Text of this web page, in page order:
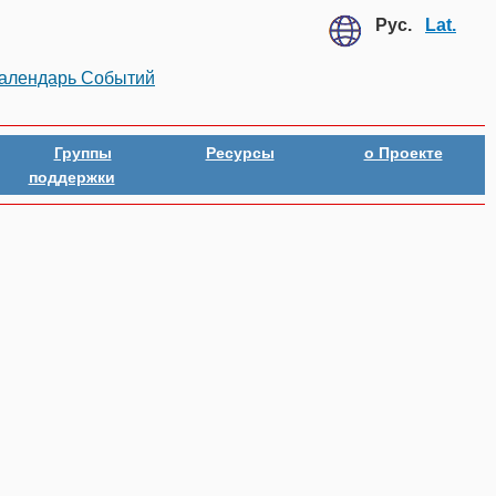
Событий
Рус. Lat.
Группы
поддержки
Ресурсы о Проекте